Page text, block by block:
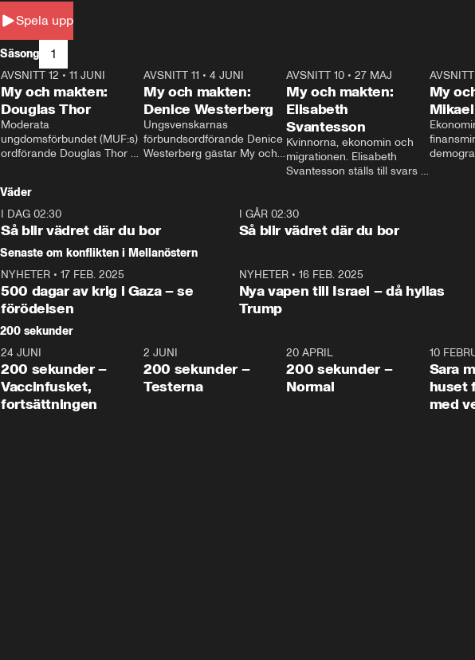
Spela upp
Säsong 1
26:27
AVSNITT 12 • 11 JUNI
My och makten:
Douglas Thor
Moderata
ungdomsförbundet (MUF:s)
ordförande Douglas Thor
tonårsutvisningarna och hur
Moderaterna ska locka
väljare till valet i höst.
23:40
AVSNITT 11 •4 JUNI
My och makten:
Denice Westerberg
Ungsvenskarnas
förbundsordförande Denice
Westerberg gästar My och
AVSNITT 10 •27 MAJ
My och makten:
Elisabeth
Svantesson
Kvinnorna, ekonomin och
migrationen. Elisabeth
Svantesson ställs till svars
My
Väder
I DAG 02:30
Så blir vädret där du bor
I GÅR 02:30
Så blir vädret där du bor
Senaste om konflikten i Mellanöstern
NYHETER • 17 FEB. 2025
500 dagar av krig i Gaza – se
förödelsen
NYHETER• 16 FEB. 2025
Nya vapen till Israel – då hyllas
Trump
200 sekunder
5:00
24 JUNI
200 sekunder –
Vaccinfusket,
fortsättningen
4:23
2 JUNI
200 sekunder –
Testerna
20 APRIL
200 sekunder –
Normal
10
Sara
huset
med